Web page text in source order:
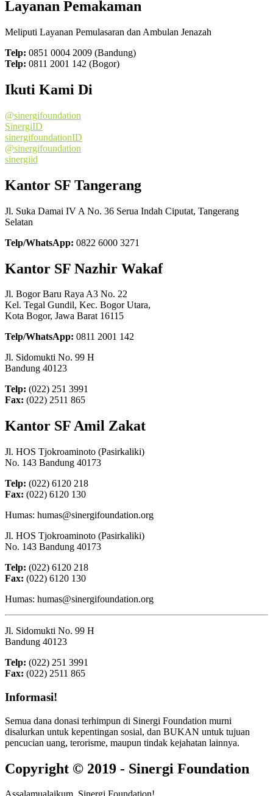
Layanan Pemakaman
Meliputi Layanan Pemulasaran dan Ambulan Jenazah
Telp: 0851 0004 2009 (Bandung)
Telp: 0811 2001 142 (Bogor)
Ikuti Kami Di
@sinergifoundation
SinergiID
sinergifoundationID
@sinergifoundation
sinergiid
Kantor SF Tangerang
Jl. Suka Damai IV A No. 36 Serua Indah Ciputat, Tangerang
Selatan
Telp/WhatsApp: 0822 6000 3271
Kantor SF Nazhir Wakaf
Jl. Bogor Baru Raya A3 No. 22
Kel. Tegal Gundil, Kec. Bogor Utara,
Kota Bogor, Jawa Barat 16115
Telp/WhatsApp: 0811 2001 142
Jl. Sidomukti No. 99 H
Bandung 40123
Telp: (022) 251 3991
Fax: (022) 2511 865
Kantor SF Amil Zakat
Jl. HOS Tjokroaminoto (Pasirkaliki)
No. 143 Bandung 40173
Telp: (022) 6120 218
Fax: (022) 6120 130
Humas: humas@sinergifoundation.org
Jl. HOS Tjokroaminoto (Pasirkaliki)
No. 143 Bandung 40173
Telp: (022) 6120 218
Fax: (022) 6120 130
Humas: humas@sinergifoundation.org
Jl. Sidomukti No. 99 H
Bandung 40123
Telp: (022) 251 3991
Fax: (022) 2511 865
Informasi!
Semua dana donasi terhimpun di Sinergi Foundation murni
disalurkan untuk kepentingan sosial, dan BUKAN untuk tujuan
pencucian uang, terorisme, maupun tindak kejahatan lainnya.
Copyright © 2019 - Sinergi Foundation